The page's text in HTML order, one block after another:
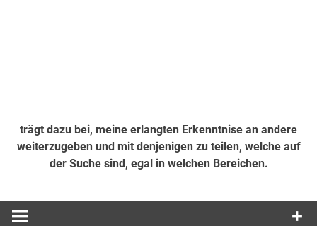
trägt dazu bei, meine erlangten Erkenntnise an andere
weiterzugeben und mit denjenigen zu teilen, welche auf
der Suche sind, egal in welchen Bereichen.